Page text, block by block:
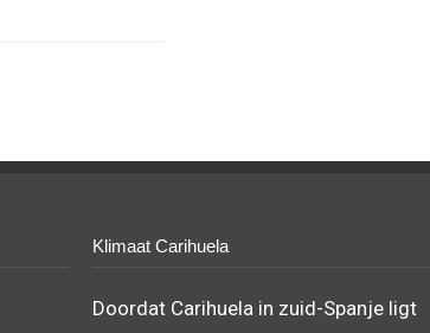
Klimaat Carihuela
Doordat Carihuela in zuid-Spanje ligt